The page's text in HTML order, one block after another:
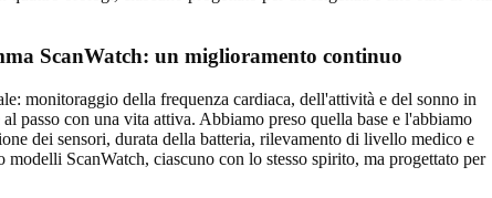
ScanWatch: un miglioramento continuo
monitoraggio della frequenza cardiaca, dell'attività e del sonno in
passo con una vita attiva. Abbiamo preso quella base e l'abbiamo
dei sensori, durata della batteria, rilevamento di livello medico e
ScanWatch, ciascuno con lo stesso spirito, ma progettato per